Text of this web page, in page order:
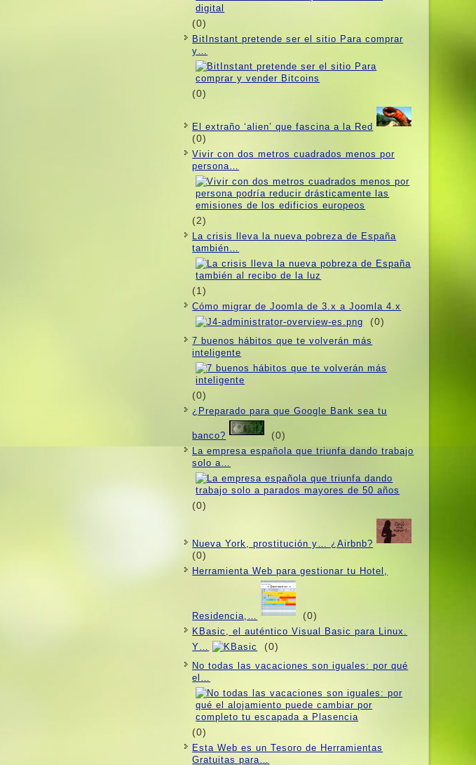
(0)
BitInstant pretende ser el sitio Para comprar
y…
(0)
El extraño ‘alien’ que fascina a la Red
(0)
Vivir con dos metros cuadrados menos por
persona…
(2)
La crisis lleva la nueva pobreza de España
también…
(1)
Cómo migrar de Joomla de 3.x a Joomla 4.x
(0)
7 buenos hábitos que te volverán más
inteligente
(0)
¿Preparado para que Google Bank sea tu
banco? (0)
La empresa española que triunfa dando trabajo
solo a…
(0)
Nueva York, prostitución y… ¿Airbnb?
(0)
Herramienta Web para gestionar tu Hotel,
Residencia,… (0)
KBasic, el auténtico Visual Basic para Linux.
Y…
(0)
No todas las vacaciones son iguales: por qué
el…
(0)
Esta Web es un Tesoro de Herramientas
Gratuitas para…